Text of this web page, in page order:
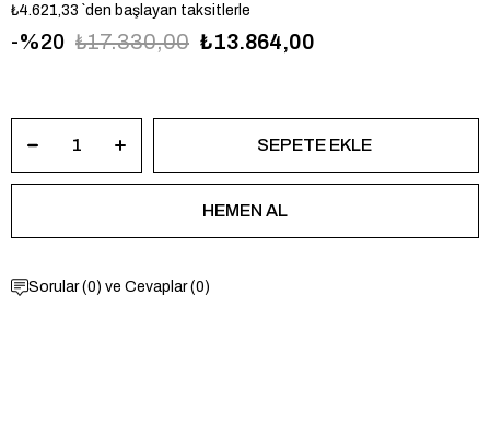
₺4.621,33 `den başlayan taksitlerle
20 ₺17.330,00 ₺13.864,00
Sorular (0) ve Cevaplar (0)